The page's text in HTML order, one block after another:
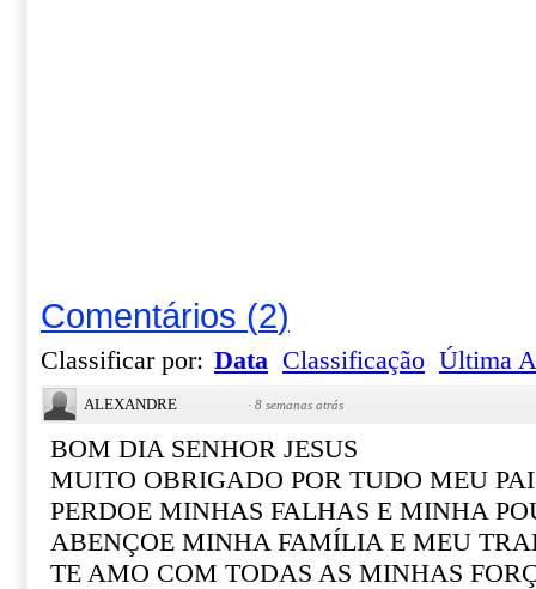
Comentários (2)
Classificar por: Data Classificação Última
ALEXANDRE · 8 semanas atrás
BOM DIA SENHOR JESUS
MUITO OBRIGADO POR TUDO MEU PAI
PERDOE MINHAS FALHAS E MINHA
ABENÇOE MINHA FAMÍLIA E MEU
TE AMO COM TODAS AS MINHAS